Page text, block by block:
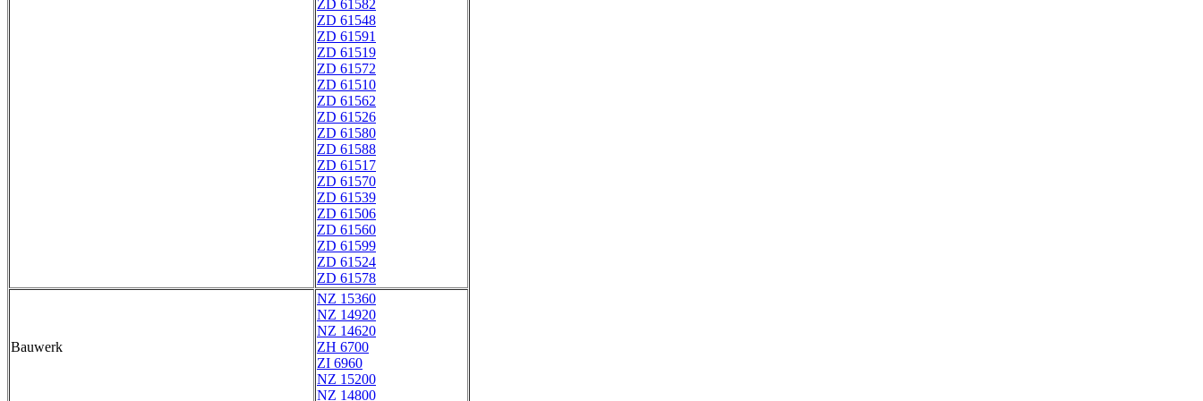
ZD 61582
ZD 61548
ZD 61591
ZD 61519
ZD 61572
ZD 61510
ZD 61562
ZD 61526
ZD 61580
ZD 61588
ZD 61517
ZD 61570
ZD 61539
ZD 61506
ZD 61560
ZD 61599
ZD 61524
ZD 61578
Bauwerk
NZ 15360
NZ 14920
NZ 14620
ZH 6700
ZI 6960
NZ 15200
NZ 14800